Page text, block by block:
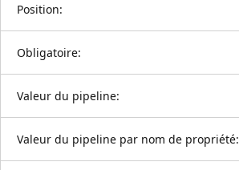
Position:
Obligatoire:
Valeur du pipeline:
Valeur du pipeline par nom de propriété: